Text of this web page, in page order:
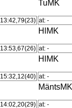
TuMK
13:42,79(23) at: -
HlMK
13:53,67(26) at: -
HlMK
15:32,12(40) at: -
MäntsMK
14:02,20(29) at: -